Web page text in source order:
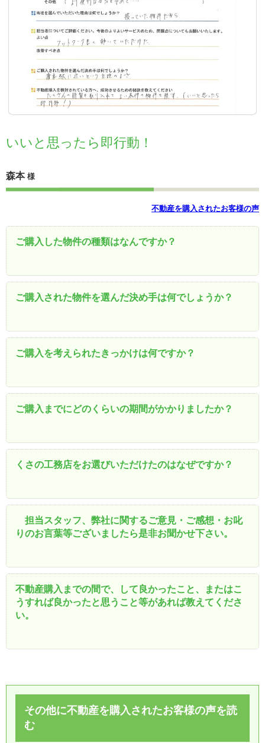
いいと思ったら即行動！
森本 様
不動産を購入されたお客様の声
ご購入した物件の種類はなんですか？
ご購入された物件を選んだ決め手は何でしょうか？
ご購入を考えられたきっかけは何ですか？
ご購入までにどのくらいの期間がかかりましたか？
くさの工務店をお選びいただけたのはなぜですか？
担当スタッフ、弊社に関するご意見・ご感想・お叱
りのお言葉等ございましたら是非お聞かせ下さい。
不動産購入までの間で、して良かったこと、またはこ
うすれば良かったと思うこと等があれば教えてくださ
い。
その他に不動産を購入されたお客様の声を読
む